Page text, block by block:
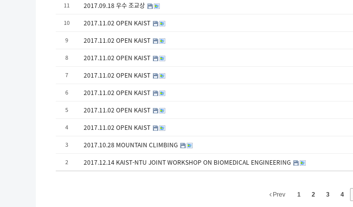
11 2017.09.18 우수 조교상
10 2017.11.02 OPEN KAIST
9 2017.11.02 OPEN KAIST
8 2017.11.02 OPEN KAIST
7 2017.11.02 OPEN KAIST
6 2017.11.02 OPEN KAIST
5 2017.11.02 OPEN KAIST
4 2017.11.02 OPEN KAIST
3 2017.10.28 MOUNTAIN CLIMBING
2 2017.12.14 KAIST-NTU JOINT WORKSHOP ON BIOMEDICAL ENGINEERING
Prev 1 2 3 4